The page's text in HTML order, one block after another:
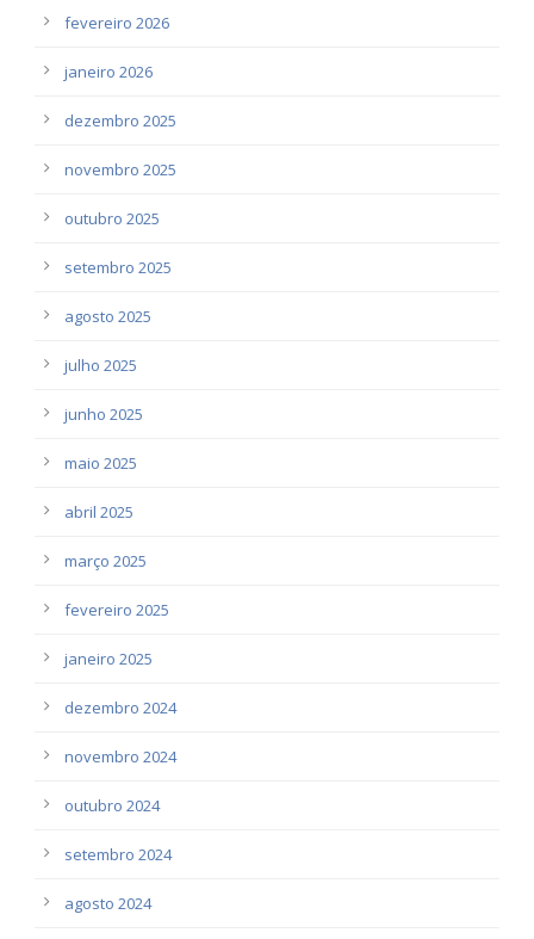
fevereiro 2026
janeiro 2026
dezembro 2025
novembro 2025
outubro 2025
setembro 2025
agosto 2025
julho 2025
junho 2025
maio 2025
abril 2025
março 2025
fevereiro 2025
janeiro 2025
dezembro 2024
novembro 2024
outubro 2024
setembro 2024
agosto 2024